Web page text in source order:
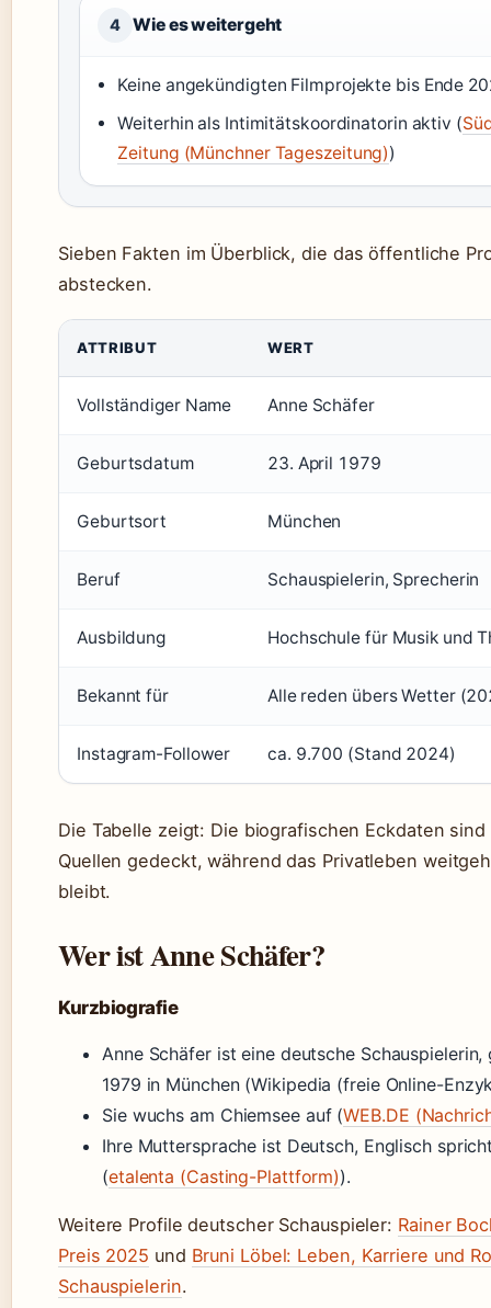
4 Wie es weitergeht
Keine angekündigten Filmprojekte bis Ende
Weiterhin als Intimitätskoordinatorin aktiv (
Zeitung (Münchner Tageszeitung))
Sieben Fakten im Überblick, die das öffentliche
abstecken.
ATTRIBUT WERT
Vollständiger Name Anne Schäfer
Geburtsdatum 23. April 1979
Geburtsort München
Beruf Schauspielerin, Sprecherin
Ausbildung Hochschule für Musik und
Bekannt für Alle reden übers Wetter
Instagram-Follower ca. 9.700 (Stand 2024)
Die Tabelle zeigt: Die biografischen Eckdaten
Quellen gedeckt, während das Privatleben
bleibt.
Wer ist Anne Schäfer?
Kurzbiografie
Anne Schäfer ist eine deutsche
1979 in München (Wikipedia (freie Online-
Sie wuchs am Chiemsee auf (WEB.DE
Ihre Muttersprache ist Deutsch, Englisch
(etalenta (Casting-Plattform)).
Weitere Profile deutscher Schauspieler: Rainer
Preis 2025 und Bruni Löbel: Leben, Karriere und
Schauspielerin.